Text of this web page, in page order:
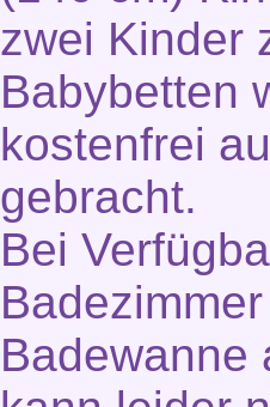
zwei Kinder
Babybetten
kostenfrei
gebracht.
Bei
Badewanne